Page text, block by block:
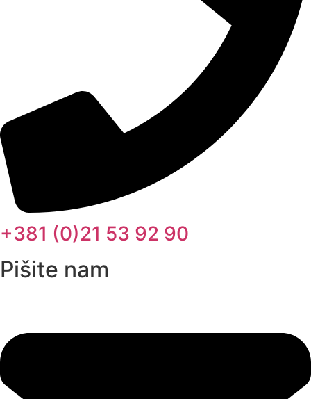
+381 (0)21 53 92 90
Pišite nam